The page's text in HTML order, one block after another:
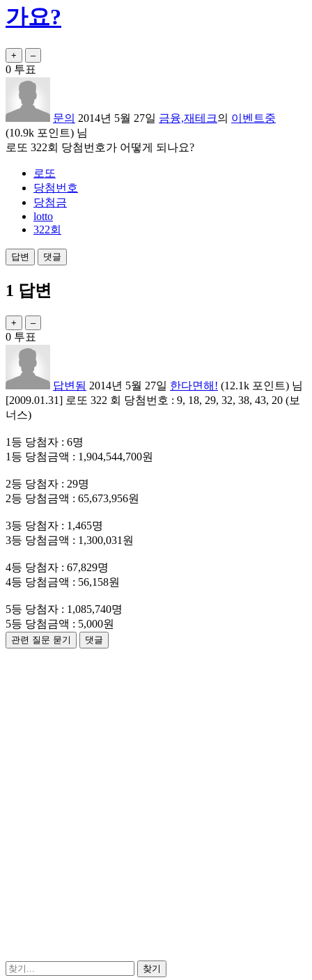
가요?
0 투표
문의 2014년 5월 27일 금융,재테크의 이벤트중
(10.9k 포인트) 님
로또 322회 당첨번호가 어떻게 되나요?
로또
당첨번호
당첨금
lotto
322회
1 답변
0 투표
답변됨 2014년 5월 27일 한다면해! (12.1k 포인트) 님
[2009.01.31] 로또 322 회 당첨번호 : 9, 18, 29, 32, 38, 43, 20 (보
너스)
1등 당첨자 : 6명
1등 당첨금액 : 1,904,544,700원
2등 당첨자 : 29명
2등 당첨금액 : 65,673,956원
3등 당첨자 : 1,465명
3등 당첨금액 : 1,300,031원
4등 당첨자 : 67,829명
4등 당첨금액 : 56,158원
5등 당첨자 : 1,085,740명
5등 당첨금액 : 5,000원